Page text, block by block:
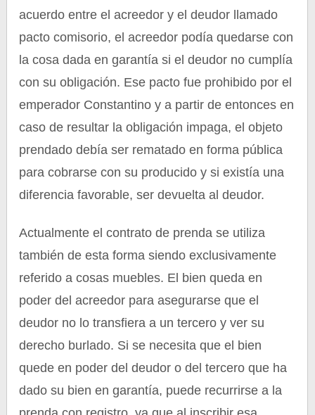
acuerdo entre el acreedor y el deudor llamado
pacto comisorio, el acreedor podía quedarse con
la cosa dada en garantía si el deudor no cumplía
con su obligación. Ese pacto fue prohibido por el
emperador Constantino y a partir de entonces en
caso de resultar la obligación impaga, el objeto
prendado debía ser rematado en forma pública
para cobrarse con su producido y si existía una
diferencia favorable, ser devuelta al deudor.
Actualmente el contrato de prenda se utiliza
también de esta forma siendo exclusivamente
referido a cosas muebles. El bien queda en
poder del acreedor para asegurarse que el
deudor no lo transfiera a un tercero y ver su
derecho burlado. Si se necesita que el bien
quede en poder del deudor o del tercero que ha
dado su bien en garantía, puede recurrirse a la